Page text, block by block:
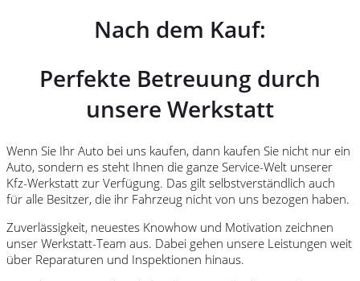
Nach dem Kauf:
Perfekte Betreuung durch
unsere Werkstatt
Wenn Sie Ihr Auto bei uns kaufen, dann kaufen Sie nicht nur ein
Auto, sondern es steht Ihnen die ganze Service-Welt unserer
Kfz-Werkstatt zur Verfügung. Das gilt selbstverständlich auch
für alle Besitzer, die ihr Fahrzeug nicht von uns bezogen haben.
Zuverlässigkeit, neuestes Knowhow und Motivation zeichnen
unser Werkstatt-Team aus. Dabei gehen unsere Leistungen weit
über Reparaturen und Inspektionen hinaus.